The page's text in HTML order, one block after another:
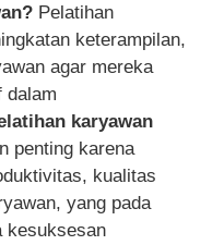
Pelatihan
keterampilan,
agar mereka
dalam
karyawan
penting karena
kualitas
yang pada
kesuksesan